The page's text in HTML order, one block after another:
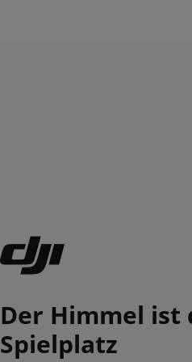
Der Himmel ist
Spielplatz